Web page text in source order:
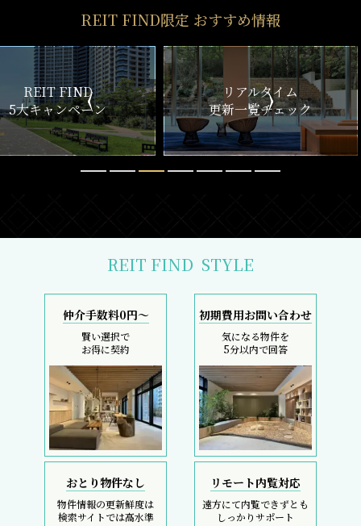
REIT FIND限定 おすすめ情報
ン
リアルタイム
更新一覧チェック
新
REIT FIND STYLE
仲介手数料0円～
賢い選択で
お得に契約
初期費用お問い合わせ
気になる物件を
5分以内で回答
おとり物件なし
物件情報の更新鮮度は
検索サイトでは高水準
リモート内覧対応
遠方にて内覧できずとも
しっかりサポート